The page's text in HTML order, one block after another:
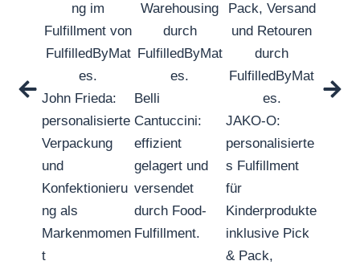
John Frieda:
personalisierte
Verpackung
und
Konfektionieru
ng als
Markenmomen
t
Belli
Cantuccini:
effizient
gelagert und
versendet
durch Food-
Fulfillment.
JAKO-O:
personalisierte
s Fulfillment
für
Kinderprodukte
inklusive Pick
& Pack,